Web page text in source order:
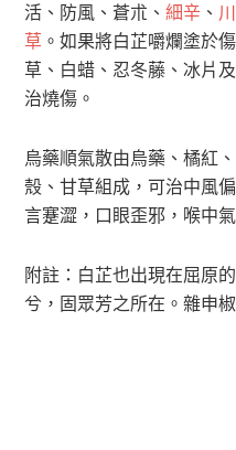
活、防風、蒼朮、細辛 、
草 。如果將白芷嚼爛塗於
草、白蜡、忍冬藤、冰片
治燒傷。
烏藥順氣散由烏藥、橘紅、
殼、甘草組成，可治中風
言蹇澀，口眼歪邪，喉中
附註：白芷也出現在屈原
兮，固眾芳之所在。雜申